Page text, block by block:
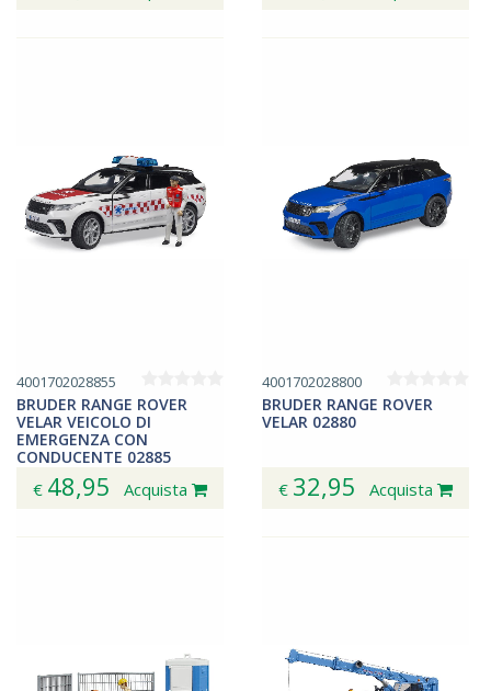
4001702028855
BRUDER RANGE ROVER
VELAR VEICOLO DI
EMERGENZA CON
CONDUCENTE 02885
€ 48,95 Acquista
4001702028800
BRUDER RANGE ROVER
VELAR 02880
€ 32,95 Acquista